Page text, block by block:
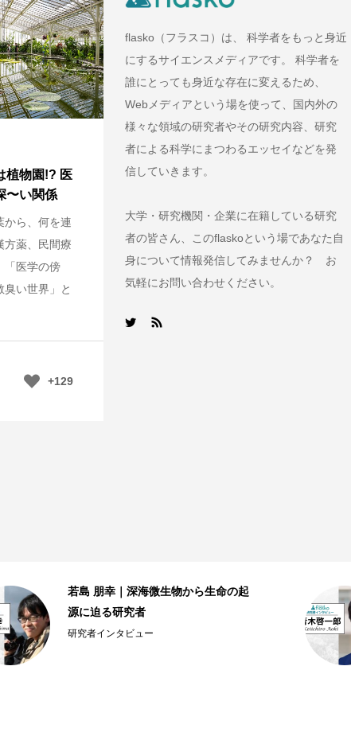
植物園!? 医
〜い関係
から、何を連
方薬、民間療
「医学の傍
い世界」と
+129
flasko（フラスコ）は、 科学者をもっと身近
にするサイエンスメディアです。 科学者を
誰にとっても身近な存在に変えるため、
Webメディアという場を使って、国内外の
様々な領域の研究者やその研究内容、研究
者による科学にまつわるエッセイなどを発
信していきます。
大学・研究機関・企業に在籍している研究
者の皆さん、このflaskoという場であなた自
身について情報発信してみませんか？ お
気軽にお問い合わせください。
若島 朋幸｜深海微生物から生命の起
源に迫る研究者
研究者インタビュー